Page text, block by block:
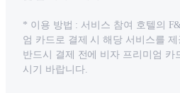
* 이용 방법 : 서비스 참여 호텔의
엄 카드로 결제 시 해당 서비스를
반드시 결제 전에 비자 프리미엄 카
시기 바랍니다.